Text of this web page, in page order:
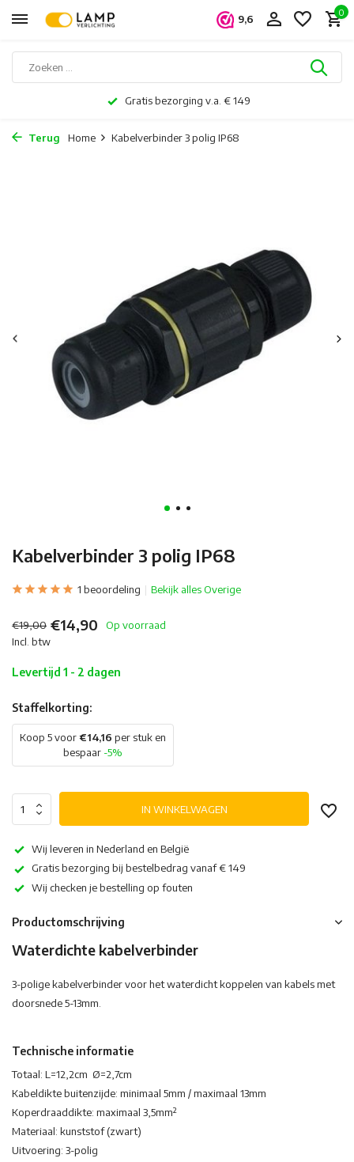
9,6
0
Gratis bezorging v.a. € 149
Terug Home Kabelverbinder 3 polig IP68
Kabelverbinder 3 polig IP68
1 beoordeling Bekijk alles Overige
€19,00 €14,90
Op voorraad
Incl. btw
Levertijd 1 - 2 dagen
Staffelkorting:
Koop 5 voor€14,16 per stuk en
bespaar -5%
IN WINKELWAGEN
Wij leveren in Nederland en België
Gratis bezorging bij bestelbedrag vanaf € 149
Wij checken je bestelling op fouten
Productomschrijving
Waterdichte kabelverbinder
3-polige kabelverbinder voor het waterdicht koppelen van kabels met
doorsnede 5-13mm.
Technische informatie
Totaal: L=12,2cm Ø=2,7cm
Kabeldikte buitenzijde: minimaal 5mm / maximaal 13mm
Koperdraaddikte: maximaal 3,5mm²
Materiaal: kunststof (zwart)
Uitvoering: 3-polig